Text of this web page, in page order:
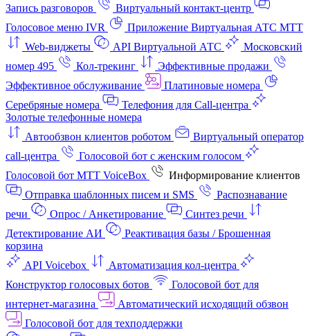
Запись разговоров
Виртуальный контакт‑центр
Голосовое меню IVR
Приложение Виртуальная АТС МТТ
Web-виджеты
API Виртуальной АТС
Московский
номер 495
Кол-трекинг
Эффективные продажи
Эффективное обслуживание
Платиновые номера
Серебряные номера
Телефония для Call-центра
Золотые телефонные номера
Автообзвон клиентов роботом
Виртуальный оператор
call-центра
Голосовой бот с женским голосом
Голосовой бот МТТ VoiceBox
Информирование клиентов
Отправка шаблонных писем и SMS
Распознавание
речи
Опрос / Анкетирование
Синтез речи
Детектирование АИ
Реактивация базы / Брошенная
корзина
API Voicebox
Автоматизация кол‑центра
Конструктор голосовых ботов
Голосовой бот для
интернет‑магазина
Автоматический исходящий обзвон
Голосовой бот для техподдержки